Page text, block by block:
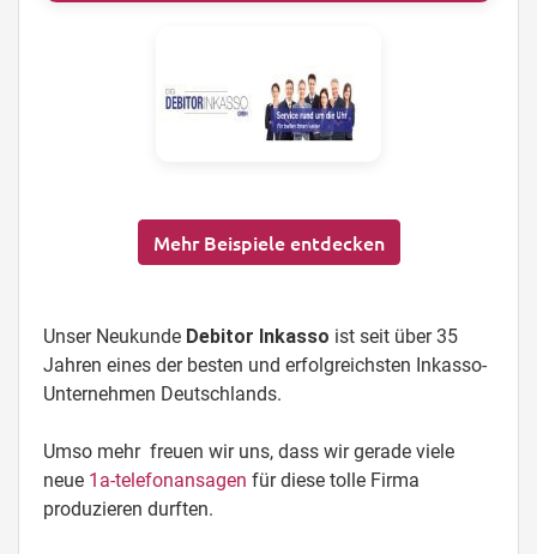
Mehr Beispiele entdecken
Unser Neukunde Debitor Inkasso ist seit über 35
Jahren eines der besten und erfolgreichsten Inkasso-
Unternehmen Deutschlands.
Umso mehr freuen wir uns, dass wir gerade viele
neue 1a-telefonansagen für diese tolle Firma
produzieren durften.